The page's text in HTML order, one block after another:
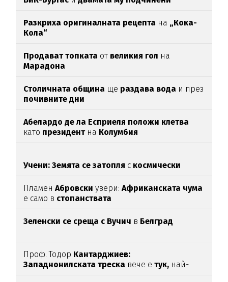
Разкриха оригиналната рецепта на „Кока-
Кола“
Продават топката от великия гол на
Марадона
Столичната община ще раздава вода и през
почивните дни
Абелардо де ла Есприеля положи клетва
като президент на Колумбия
Учени: Земята се затопля с космически
ПламенАбровски увери:Африканската чума
е само в стопанствата
Зеленски се среща с Вучич в Белград
Проф. Тодор Кантарджиев:
Западнонилската треска вече етук, най-